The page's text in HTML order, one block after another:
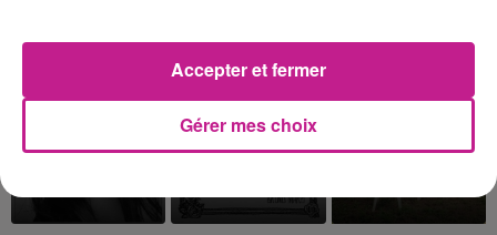
18h27
18h27 18h24
18h24 18h21
18h21
Gérer mes choix
Accepter et fermer